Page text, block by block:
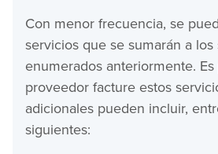
Con menor frecuencia, se
servicios que se sumarán a
enumerados anteriormente.
proveedor facture estos
adicionales pueden incluir,
siguientes: